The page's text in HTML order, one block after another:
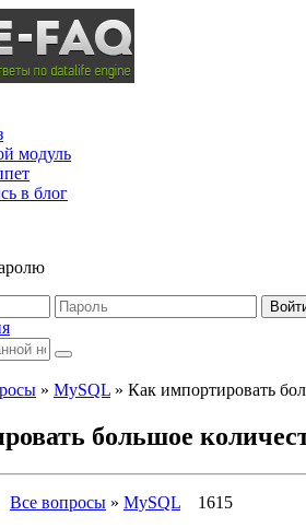
модуль
в блог
» MySQL » Как импортировать
большое
Все вопросы » MySQL
1615